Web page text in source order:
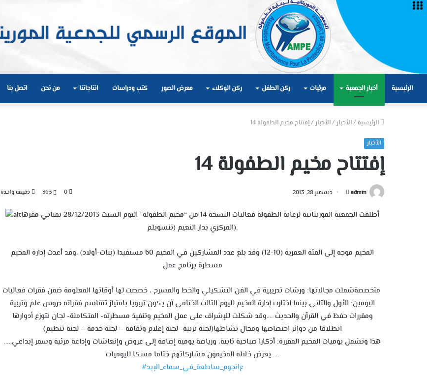
الرئيسية أخبار الجمعية مرئيات ركن الطفل ركن الوكلاء معرض الصور كتب ودراسات انتاجاتنا من نحن اتصل بنا
الرئيسية /الأخبار/الأخبار/إفتتاح مخيم الطفولة 14
الأخبار
إفتتاح مخيم الطفولة 14
admin
أرسل
إلكترونيا
ديسمبر 28, 2013 0
363 دقيقة واحدة
أطلقت الجمعية الموريتانية لرعاية الطفولة فعاليات النسخة 14 من “مخيم الطفولة” اليوم السبت 28/12/2013 بمباني مقرها
المركزي بدار النعيم (تنسويلم).
المخيم موجه إلى الفئة العمرية (10-12) وقد بلغ عدد المشاركين في المخيم 60 مستفيدا (بنات-أولاد) ،وقد أعدت إدارة المخيم
مسطرة برنامج عمل
متخصصةشملت مجالاتها: ورشات تدريبية في الفن التشكيلي والخط والمسرح ، خصصت لها أوقاتها المعلومة ضمن فقرات فعاليات
اليومين: الأول والثاني بينما اختارت إدارة المخيم لليوم الثالث الختامي أن يكون تربويا بامتياز تتقاسم فقراته دروس علم وتربية
ومقررات حفظ في القرآن والحديث ….وقد شكلت للإشراف على عمل المخيم وتنفيذ مسطرته- المتكاملة- لجان تتوزع أدوارها
انطلاقا من دوائر اختصاصها ومجال نشاطها(لجنة تربية- لجنة إعلام وثقافة – لجنة خدمة – لجنة تنظيم)
…..هذا وتشمل يوميات المخيم المقررة: أذكارا صباحية ثابتة، ورياضة يومية إضافة إلى عروض وإنعاشات وإذاعة مرئية وسمر إبداعي
يعرض خلاله المخيمون مشاركاتهم ختاما مسكا لليوميات….
#نجوم_ساطعة_في_سماء_الإبداع